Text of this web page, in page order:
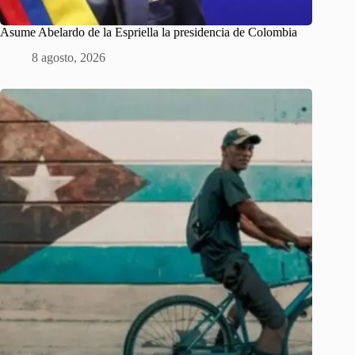
Asume Abelardo de la Espriella la presidencia de Colombia
8 agosto, 2026